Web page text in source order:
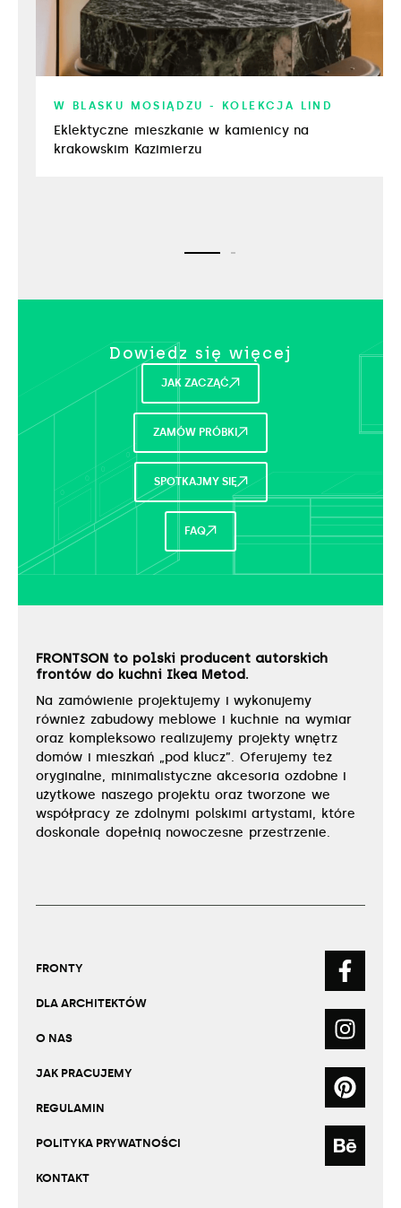
W BLASKU MOSIĄDZU - KOLEKCJA LIND
Eklektyczne mieszkanie w kamienicy na
krakowskim Kazimierzu
Dowiedz się więcej​
JAK ZACZĄĆ
ZAMÓW PRÓBKI
SPOTKAJMY SIĘ
FAQ
FRONTSON to polski producent autorskich
frontów do kuchni Ikea Metod.
Na zamówienie projektujemy i wykonujemy
również zabudowy meblowe i kuchnie na wymiar
oraz kompleksowo realizujemy projekty wnętrz
domów i mieszkań „pod klucz”. Oferujemy też
oryginalne, minimalistyczne akcesoria ozdobne i
użytkowe naszego projektu oraz tworzone we
współpracy ze zdolnymi polskimi artystami, które
doskonale dopełnią nowoczesne przestrzenie.
FRONTY
DLA ARCHITEKTÓW
O NAS
JAK PRACUJEMY
REGULAMIN
POLITYKA PRYWATNOŚCI
KONTAKT